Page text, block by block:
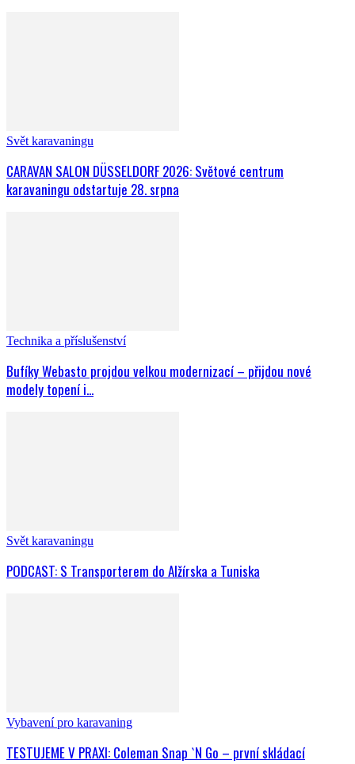
Svět karavaningu
CARAVAN SALON DÜSSELDORF 2026: Světové centrum
karavaningu odstartuje 28. srpna
Technika a příslušenství
Bufíky Webasto projdou velkou modernizací – přijdou nové
modely topení i...
Svět karavaningu
PODCAST: S Transporterem do Alžírska a Tuniska
Vybavení pro karavaning
TESTUJEME V PRAXI: Coleman Snap `N Go – první skládací